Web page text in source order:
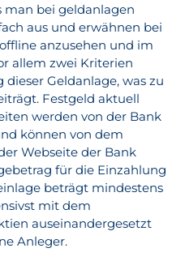
man bei geldanlagen
aus und erwähnen bei
anzusehen und im
allem zwei Kriterien
Geldanlage, was zu
Festgeld aktuell
werden von der Bank
können von dem
Webseite der Bank
für die Einzahlung
beträgt mindestens
mit dem
auseinandergesetzt
Anleger.